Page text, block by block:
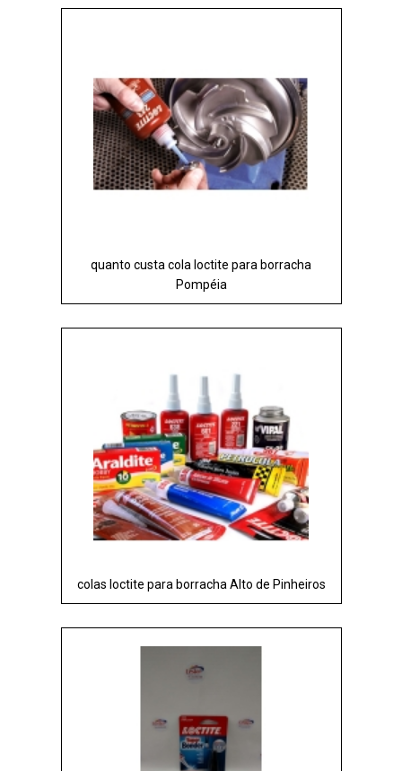
quanto custa cola loctite para borracha
Pompéia
colas loctite para borracha Alto de Pinheiros